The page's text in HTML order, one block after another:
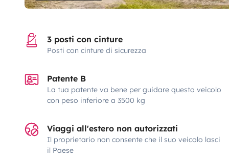
3 posti con cinture
Posti con cinture di sicurezza
Patente B
La tua patente va bene per guidare questo veicolo
con peso inferiore a 3500 kg
Viaggi all'estero non autorizzati
Il proprietario non consente che il suo veicolo lasci
il Paese